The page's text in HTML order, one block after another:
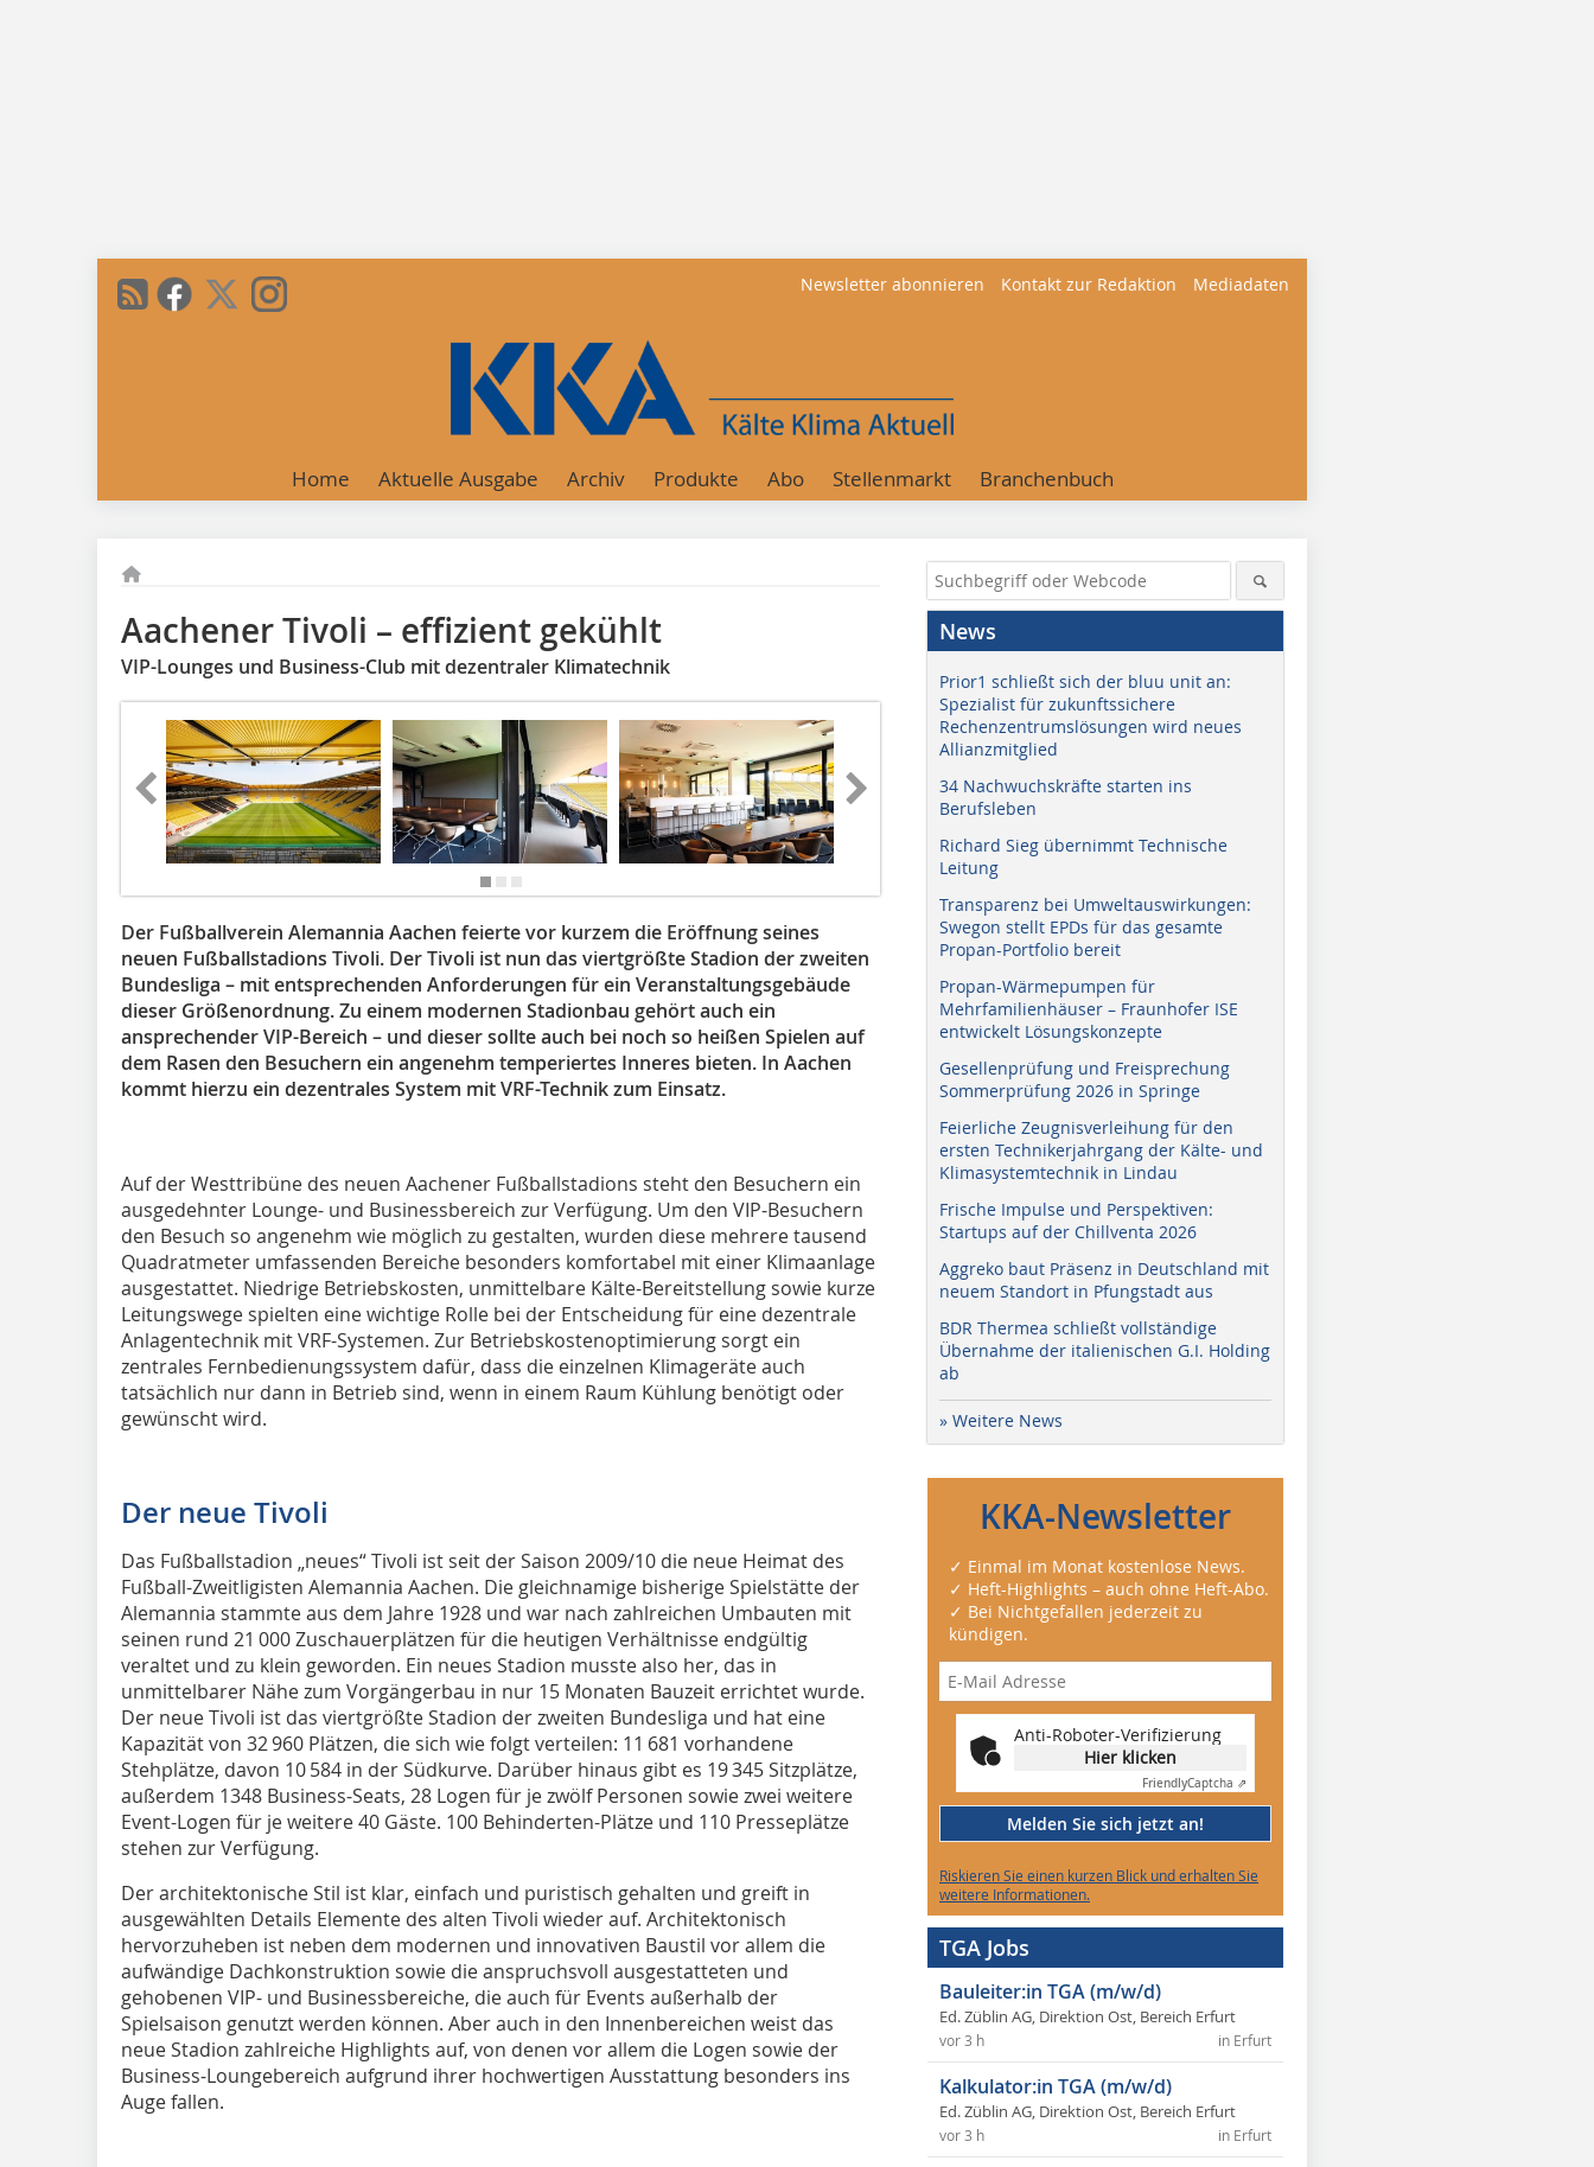
Newsletter abonnieren Kontakt zur Redaktion Mediadaten
Home Aktuelle Ausgabe Archiv Produkte Abo Stellenmarkt Branchenbuch
Aachener Tivoli – effizient gekühlt
VIP-Lounges und Business-Club mit dezentraler Klimatechnik
Der Fußballverein Alemannia Aachen feierte vor kurzem die Eröffnung seines
neuen Fußballstadions Tivoli. Der Tivoli ist nun das viertgrößte Stadion der zweiten
Bundesliga – mit entsprechenden Anforderungen für ein Veranstaltungsgebäude
dieser Größenordnung. Zu einem modernen Stadionbau gehört auch ein
ansprechender VIP-Bereich – und dieser sollte auch bei noch so heißen Spielen auf
dem Rasen den Besuchern ein angenehm temperiertes Inneres bieten. In Aachen
kommt hierzu ein dezentrales System mit VRF-Technik zum Einsatz.
Auf der Westtribüne des neuen Aachener Fußballstadions steht den Besuchern ein
ausgedehnter Lounge- und Businessbereich zur Verfügung. Um den VIP-Besuchern
den Besuch so angenehm wie möglich zu gestalten, wurden diese mehrere tausend
Quadratmeter umfassenden Bereiche besonders komfortabel mit einer Klimaanlage
ausgestattet. Niedrige Betriebskosten, unmittelbare Kälte-Bereitstellung sowie kurze
Leitungswege spielten eine wichtige Rolle bei der Entscheidung für eine dezentrale
Anlagentechnik mit VRF-Systemen. Zur Betriebskostenoptimierung sorgt ein
zentrales Fernbedienungssystem dafür, dass die einzelnen Klimageräte auch
tatsächlich nur dann in Betrieb sind, wenn in einem Raum Kühlung benötigt oder
gewünscht wird.
Der neue Tivoli
Das Fußballstadion „neues“ Tivoli ist seit der Saison 2009/10 die neue Heimat des
Fußball-Zweitligisten Alemannia Aachen. Die gleichnamige bisherige Spielstätte der
Alemannia stammte aus dem Jahre 1928 und war nach zahlreichen Umbauten mit
seinen rund 21 000 Zuschauerplätzen für die heutigen Verhältnisse endgültig
veraltet und zu klein geworden. Ein neues Stadion musste also her, das in
unmittelbarer Nähe zum Vorgängerbau in nur 15 Monaten Bauzeit errichtet wurde.
Der neue Tivoli ist das viertgrößte Stadion der zweiten Bundesliga und hat eine
Kapazität von 32 960 Plätzen, die sich wie folgt verteilen: 11 681 vorhandene
Stehplätze, davon 10 584 in der Südkurve. Darüber hinaus gibt es 19 345 Sitzplätze,
außerdem 1348 Business-Seats, 28 Logen für je zwölf Personen sowie zwei weitere
Event-Logen für je weitere 40 Gäste. 100 Behinderten-Plätze und 110 Presseplätze
stehen zur Verfügung.
Der architektonische Stil ist klar, einfach und puristisch gehalten und greift in
ausgewählten Details Elemente des alten Tivoli wieder auf. Architektonisch
hervorzuheben ist neben dem modernen und innovativen Baustil vor allem die
aufwändige Dachkonstruktion sowie die anspruchsvoll ausgestatteten und
gehobenen VIP- und Businessbereiche, die auch für Events außerhalb der
Spielsaison genutzt werden können. Aber auch in den Innenbereichen weist das
neue Stadion zahlreiche Highlights auf, von denen vor allem die Logen sowie der
Business-Lounge­bereich aufgrund ihrer hochwertigen Ausstattung besonders ins
Auge fallen.
News
Prior1 schließt sich der bluu unit an:
Spezialist für zukunftssichere
Rechenzentrumslösungen wird neues
Allianzmitglied
34 Nachwuchskräfte starten ins
Berufsleben
Richard Sieg übernimmt Technische
Leitung
Transparenz bei Umweltauswirkungen:
Swegon stellt EPDs für das gesamte
Propan-Portfolio bereit
Propan-Wärmepumpen für
Mehrfamilienhäuser – Fraunhofer ISE
entwickelt Lösungskonzepte
Gesellenprüfung und Freisprechung
Sommerprüfung 2026 in Springe
Feierliche Zeugnisverleihung für den
ersten Technikerjahrgang der Kälte- und
Klimasystemtechnik in Lindau
Frische Impulse und Perspektiven:
Startups auf der Chillventa 2026
Aggreko baut Präsenz in Deutschland mit
neuem Standort in Pfungstadt aus
BDR Thermea schließt vollständige
Übernahme der italienischen G.I. Holding
ab
» Weitere News
KKA-Newsletter
✓ Einmal im Monat kostenlose News.
✓ Heft-Highlights – auch ohne Heft-Abo.
✓ Bei Nichtgefallen jederzeit zu
kündigen.
Anti-Roboter-Verifizierung
Hier klicken
FriendlyCaptcha ⇗
Melden Sie sich jetzt an!
Riskieren Sie einen kurzen Blick und erhalten Sie
weitere Informationen.
TGA Jobs
Bauleiter:in TGA (m/w/d)
Ed. Züblin AG, Direktion Ost, Bereich Erfurt
in Erfurt
vor 3 h
Kalkulator:in TGA (m/w/d)
Ed. Züblin AG, Direktion Ost, Bereich Erfurt
in Erfurt
vor 3 h